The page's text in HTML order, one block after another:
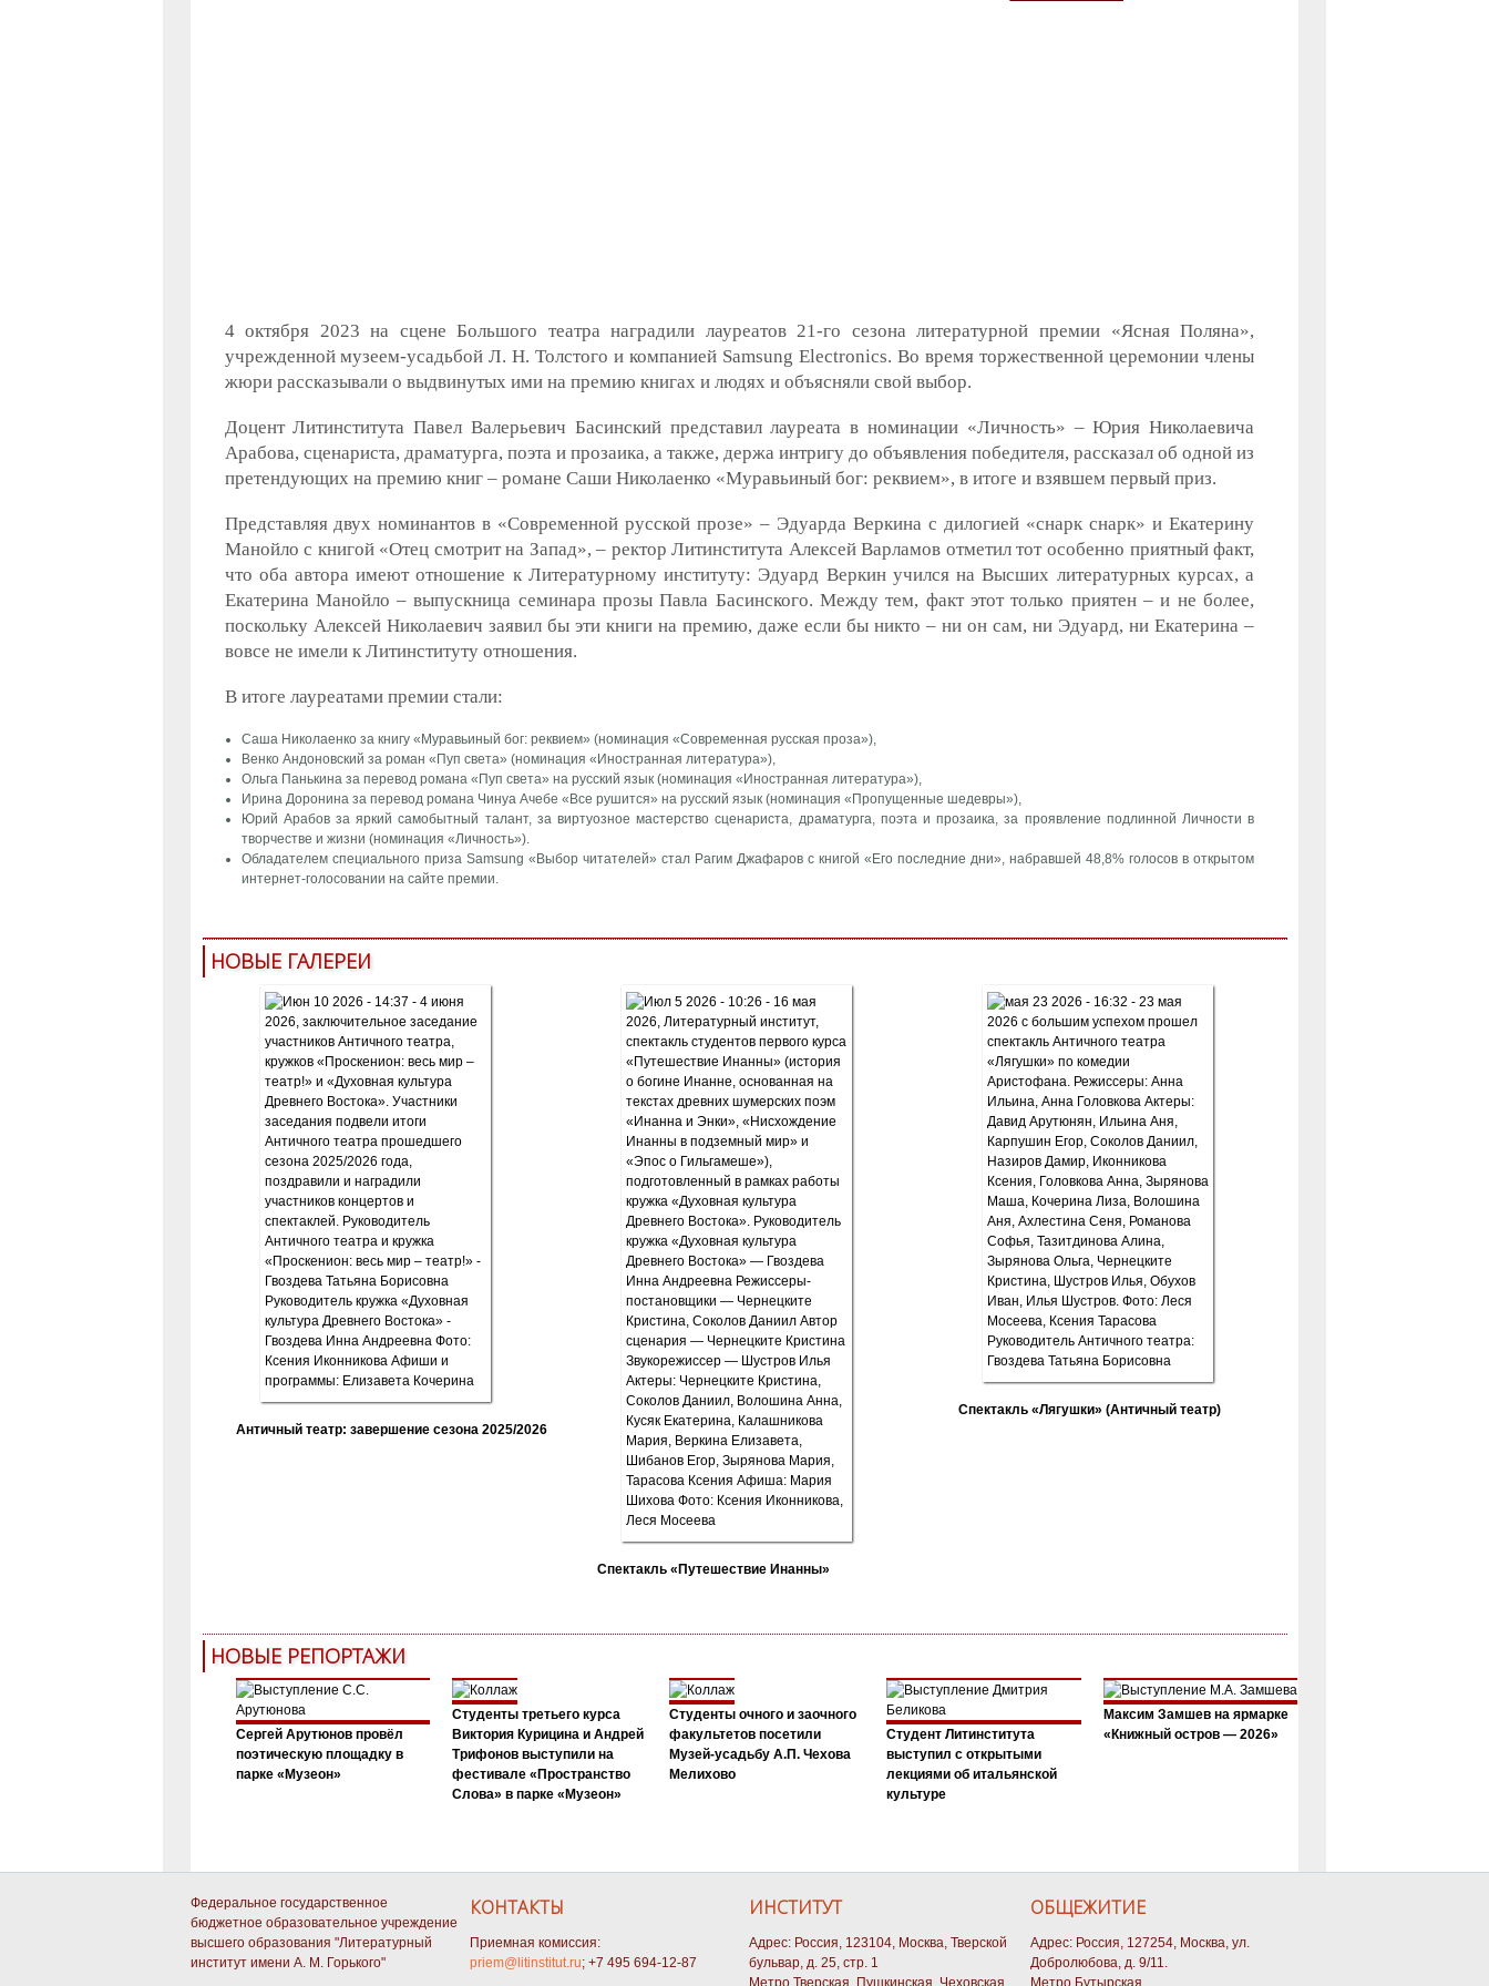
4 октября 2023 на сцене Большого театра наградили лауреатов 21-го сезона литературной премии «Ясная Поляна»,
учрежденной музеем-усадьбой Л. Н. Толстого и компанией Samsung Electronics. Во время торжественной церемонии члены
жюри рассказывали о выдвинутых ими на премию книгах и людях и объясняли свой выбор.
Доцент Литинститута Павел Валерьевич Басинский представил лауреата в номинации «Личность» – Юрия Николаевича
Арабова, сценариста, драматурга, поэта и прозаика, а также, держа интригу до объявления победителя, рассказал об одной из
претендующих на премию книг – романе Саши Николаенко «Муравьиный бог: реквием», в итоге и взявшем первый приз.
Представляя двух номинантов в «Современной русской прозе» – Эдуарда Веркина с дилогией «снарк снарк» и Екатерину
Манойло с книгой «Отец смотрит на Запад», – ректор Литинститута Алексей Варламов отметил тот особенно приятный факт,
что оба автора имеют отношение к Литературному институту: Эдуард Веркин учился на Высших литературных курсах, а
Екатерина Манойло – выпускница семинара прозы Павла Басинского. Между тем, факт этот только приятен – и не более,
поскольку Алексей Николаевич заявил бы эти книги на премию, даже если бы никто – ни он сам, ни Эдуард, ни Екатерина –
вовсе не имели к Литинституту отношения.
В итоге лауреатами премии стали:
Саша Николаенко за книгу «Муравьиный бог: реквием» (номинация «Современная русская проза»),
Венко Андоновский за роман «Пуп света» (номинация «Иностранная литература»),
Ольга Панькина за перевод романа «Пуп света» на русский язык (номинация «Иностранная литература»),
Ирина Доронина за перевод романа Чинуа Ачебе «Все рушится» на русский язык (номинация «Пропущенные шедевры»),
Юрий Арабов за яркий самобытный талант, за виртуозное мастерство сценариста, драматурга, поэта и прозаика, за проявление подлинной Личности в
творчестве и жизни (номинация «Личность»).
Обладателем специального приза Samsung «Выбор читателей» стал Рагим Джафаров с книгой «Его последние дни», набравшей 48,8% голосов в открытом
интернет-голосовании на сайте премии.
НОВЫЕ ГАЛЕРЕИ
Античный театр: завершение сезона 2025/2026
Спектакль «Путешествие Инанны»
Спектакль «Лягушки» (Античный театр)
НОВЫЕ РЕПОРТАЖИ
Сергей Арутюнов провёл
поэтическую площадку в
парке «Музеон»
Студенты третьего курса
Виктория Курицина и Андрей
Трифонов выступили на
фестивале «Пространство
Слова» в парке «Музеон»
Студенты очного и заочного
факультетов посетили
Музей-усадьбу А.П. Чехова
Мелихово
Студент Литинститута
выступил с открытыми
лекциями об итальянской
культуре
Максим Замшев на ярмарке
«Книжный остров — 2026»
Федеральное государственное
бюджетное образовательное учреждение
высшего образования "Литературный
институт имени А. М. Горького"
КОНТАКТЫ
Приемная комиссия:
priem@litinstitut.ru; +7 495 694-12-87
ИНСТИТУТ
Адрес: Россия, 123104, Москва, Тверской
бульвар, д. 25, стр. 1
Метро Тверская, Пушкинская, Чеховская.
ОБЩЕЖИТИЕ
Адрес: Россия, 127254, Москва, ул.
Добролюбова, д. 9/11.
Метро Бутырская.